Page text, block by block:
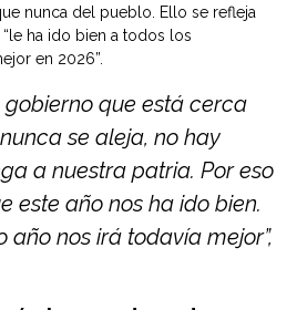
nunca del pueblo. Ello se refleja
ha ido bien a todos los
en 2026”.
gobierno que está cerca
se aleja, no hay
a nuestra patria. Por eso
este año nos ha ido bien.
año nos irá todavía mejor”,